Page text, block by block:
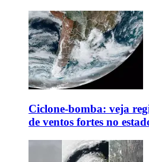
Ciclone-bomba: veja
de ventos fortes no